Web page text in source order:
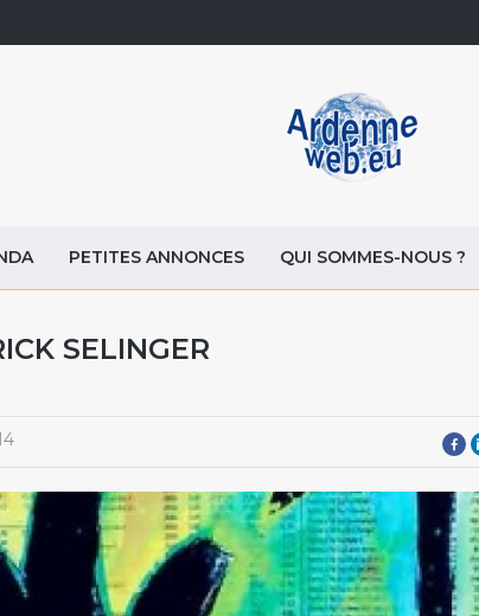
PETITES ANNONCES QUI SOMMES-NOUS ?
SELINGER